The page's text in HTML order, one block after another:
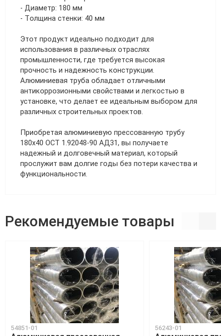
- Диаметр: 180 мм
- Толщина стенки: 40 мм
Этот продукт идеально подходит для
использования в различных отраслях
промышленности, где требуется высокая
прочность и надежность конструкции.
Алюминиевая труба обладает отличными
антикоррозионными свойствами и легкостью в
установке, что делает ее идеальным выбором для
различных строительных проектов.
Приобретая алюминиевую прессованную трубу
180х40 ОСТ 1.92048-90 АД31, вы получаете
надежный и долговечный материал, который
прослужит вам долгие годы без потери качества и
функциональности.
Рекомендуемые товары
54851-01 56243-01